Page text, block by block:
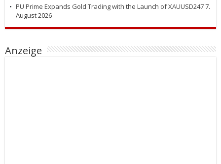
PU Prime Expands Gold Trading with the Launch of XAUUSD2477.
August 2026
Anzeige